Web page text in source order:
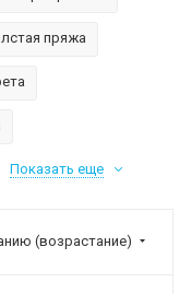
пряжа
Показать еще
(возрастание)